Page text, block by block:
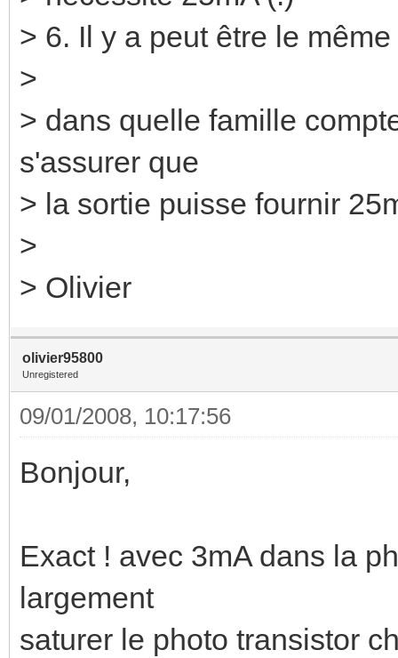
> 6. Il y a peut être le
>
> dans quelle famille
s'assurer que
> la sortie puisse fournir
>
> Olivier
olivier95800
Unregistered
09/01/2008, 10:17:56
Bonjour,
Exact ! avec 3mA dans la
largement
saturer le photo transistor